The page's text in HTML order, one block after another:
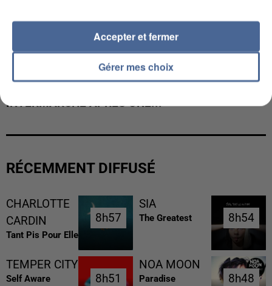
INTERMARCHÉ APRÈS UNE...
RÉCEMMENT DIFFUSÉ
CHARLOTTE
CARDIN
Tant Pis Pour Elle
8h57
8h57
SIA
The Greatest 8h54
8h54
TEMPER CITY
Self Aware 8h51
8h51
NOA MOON
Paradise 8h48
8h48
Gérer mes choix
Accepter et fermer